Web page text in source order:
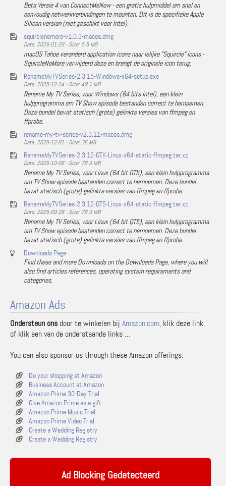
Beta Versie 4 van ConnectMeNow - een gratis hulpmiddel om snel en
eenvoudig netwerkverbindingen te mounten. Dit is de specifieke Apple
Silicon version (niet geschikt voor Intel).
squirclenomore-v1.0.3-macos.dmg
Date: 2026-01-20 - Size: 5.5 MB
macOS Tahoe veranderd application icons naar lelijke "Squircle" icons -
SquircleNoMore verwijderd deze en brengt de originele icon terug.
RenameMyTVSeries-2.3.15-Windows-x64-setup.exe
Date: 2025-12-14 - Size: 49.1 MB
Rename My TV Series, voor Windows (64 bits Intel), een klein
hulpprogramma om TV Show episode bestanden correct te hernoemen.
Deze bundel bevat statisch (grote) gelinkte versies van ffmpeg en
ffprobe.
rename-my-tv-series-v2.3.11-macos.dmg
Date: 2025-12-01 - Size: 36 MB
RenameMyTVSeries-2.3.12-GTK-Linux-x64-static-ffmpeg.tar.xz
Date: 2025-10-06 - Size: 78.3 MB
Rename My TV Series, voor Linux (64 bit GTK), een klein hulpprogramma
om TV Show episode bestanden correct te hernoemen. Deze bundel
bevat statisch (grote) gelinkte versies van ffmpeg en ffprobe.
RenameMyTVSeries-2.3.12-QT5-Linux-x64-static-ffmpeg.tar.xz
Date: 2025-09-28 - Size: 78.3 MB
Rename My TV Series, voor Linux (64 bit QT5), een klein hulpprogramma
om TV Show episode bestanden correct te hernoemen. Deze bundel
bevat statisch (grote) gelinkte versies van ffmpeg en ffprobe.
Downloads Page
Find these and more Downloads on the Downloads Page, where you will
also find articles references, operating system requirements and
categories.
Amazon Ads
Ondersteun ons door te winkelen bij Amazon.com, klik deze link,
of klik een van de onderstaande links …
You can also sponsor us through these Amazon offerings:
Do your shopping at Amazon
Business Account at Amazon
Amazon Prime 30-Day Trial
Give Amazon Prime as a gift
Amazon Prime Music Trial
Amazon Prime Video Trial
Create a Wedding Registry
Create a Wedding Registry
Ad Blocking Gedetecteerd